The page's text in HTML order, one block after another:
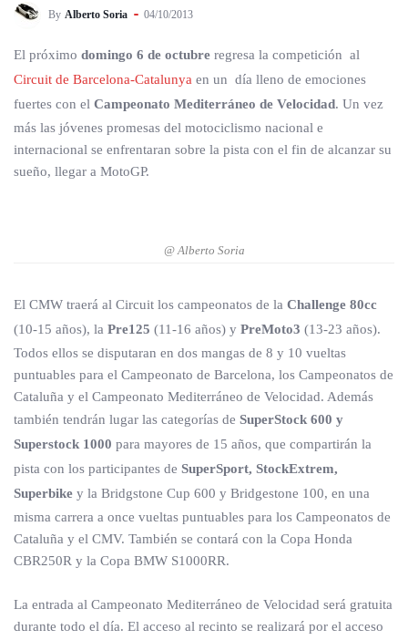
By Alberto Soria 04/10/2013
El próximo domingo 6 de octubre regresa la competición al
Circuit de Barcelona-Catalunya en un día lleno de emociones
fuertes con el Campeonato Mediterráneo de Velocidad. Un vez
más las jóvenes promesas del motociclismo nacional e
internacional se enfrentaran sobre la pista con el fin de alcanzar su
sueño, llegar a MotoGP.
@ Alberto Soria
El CMW traerá al Circuit los campeonatos de la Challenge 80cc
(10-15 años), la Pre125 (11-16 años) y PreMoto3 (13-23 años).
Todos ellos se disputaran en dos mangas de 8 y 10 vueltas
puntuables para el Campeonato de Barcelona, los Campeonatos de
Cataluña y el Campeonato Mediterráneo de Velocidad. Además
también tendrán lugar las categorías de SuperStock 600 y
Superstock 1000 para mayores de 15 años, que compartirán la
pista con los participantes de SuperSport, StockExtrem,
Superbike y la Bridgstone Cup 600 y Bridgestone 100, en una
misma carrera a once vueltas puntuables para los Campeonatos de
Cataluña y el CMV. También se contará con la Copa Honda
CBR250R y la Copa BMW S1000RR.
La entrada al Campeonato Mediterráneo de Velocidad será gratuita
durante todo el día. El acceso al recinto se realizará por el acceso